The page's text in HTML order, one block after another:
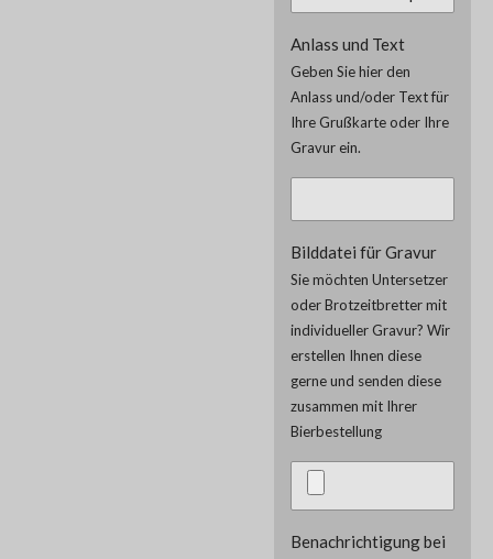
Anlass und Text
Geben Sie hier den
Anlass und/oder Text für
Ihre Grußkarte oder Ihre
Gravur ein.
Bilddatei für Gravur
Sie möchten Untersetzer
oder Brotzeitbretter mit
individueller Gravur? Wir
erstellen Ihnen diese
gerne und senden diese
zusammen mit Ihrer
Bierbestellung
Benachrichtigung bei